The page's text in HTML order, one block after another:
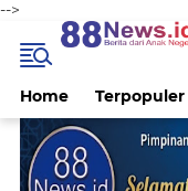
-->
Home Terpopuler